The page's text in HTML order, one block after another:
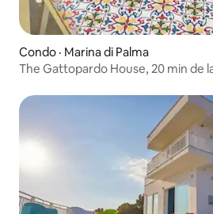
Condo · Marina di Palma
The Gattopardo House, 20 min de